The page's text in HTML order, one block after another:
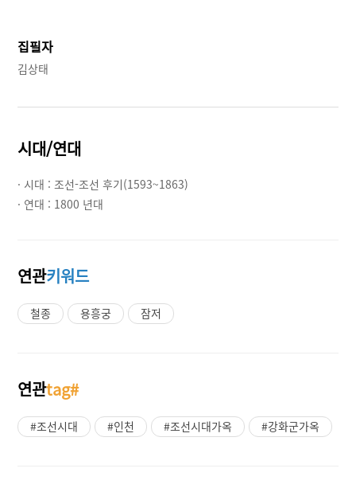
집필자
김상태
시대/연대
· 시대 : 조선-조선 후기(1593~1863)
· 연대 : 1800 년대
연관키워드
철종 용흥궁 잠저
연관tag#
#조선시대 #인천 #조선시대가옥 #강화군가옥